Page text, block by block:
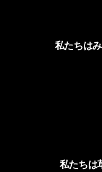
私たちは
私たちは